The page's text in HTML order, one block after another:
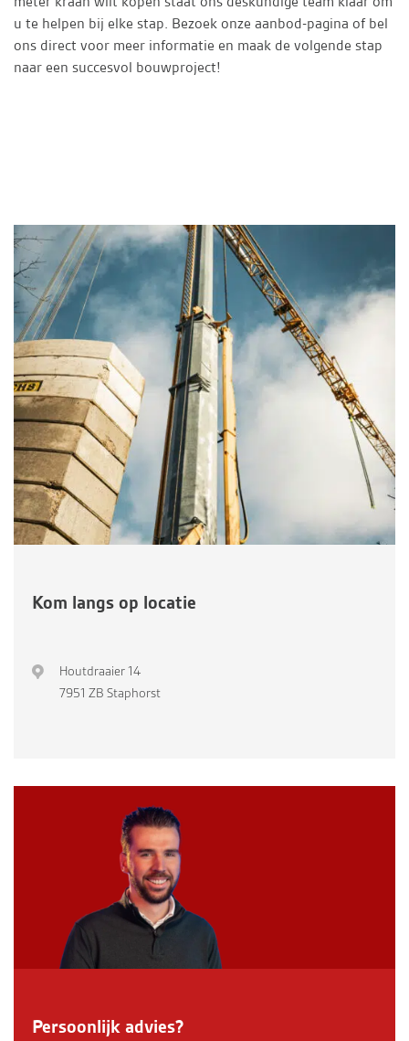
u te helpen bij elke stap. Bezoek onze aanbod-pagina of bel
ons direct voor meer informatie en maak de volgende stap
naar een succesvol bouwproject!
Kom langs op locatie
Houtdraaier 14
7951 ZB Staphorst
Persoonlijk advies?